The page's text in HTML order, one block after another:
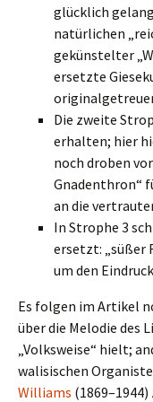
glücklich
natürlichen
gekünstelter
ersetzte
Die zweite
erhalten; hier
noch droben
Gnadenthron“
an die
In Strophe 3
ersetzt: „süßer
um den
Es folgen im Artikel
über die Melodie des
„Volksweise“ hielt;
walisischen
Williams